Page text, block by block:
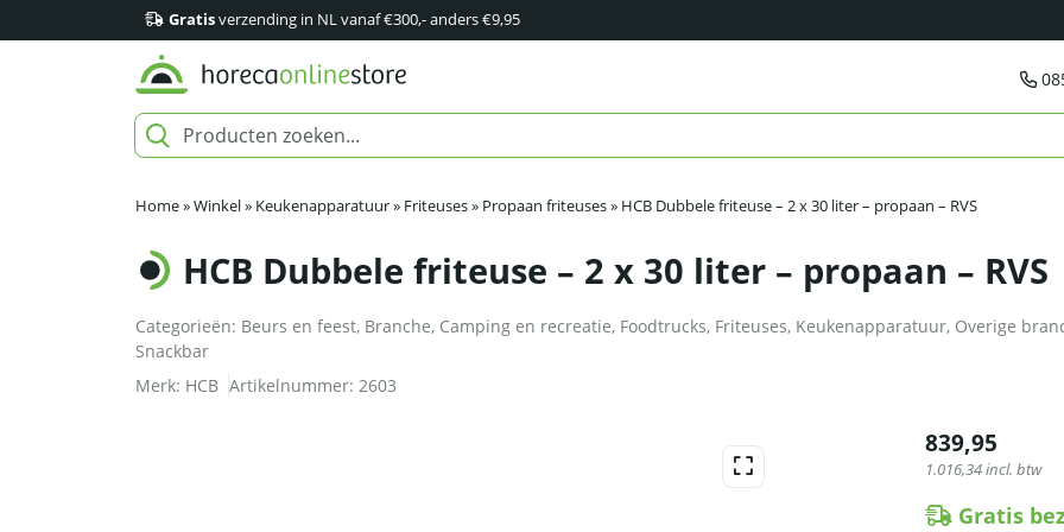
Gratisverzending in NL vanaf €300,- anders €9,95
Home»Winkel» Keukenapparatuur» Friteuses» Propaan friteuses» HCB Dubbele friteuse – 2 x 30 liter – propaan – RVS
HCB Dubbele friteuse – 2 x 30 liter – propaan – RVS
Categorieën: Beurs en feest, Branche, Camping en recreatie, Foodtrucks, Friteuses, Keukenapparatuur, Overige
Snackbar
Merk: HCB Artikelnummer: 2603
839,95
1.016,34incl. btw
Gratis